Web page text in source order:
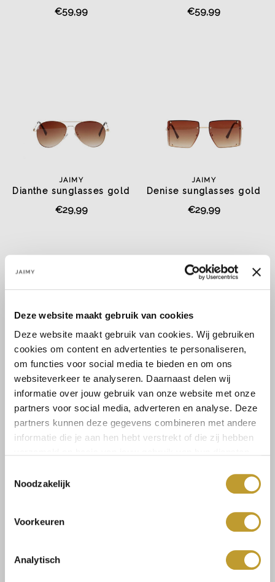
Deze website maakt gebruik van cookies
Deze website maakt gebruik van cookies. Wij gebruiken
cookies om content en advertenties te personaliseren,
om functies voor social media te bieden en om ons
websiteverkeer te analyseren. Daarnaast delen wij
informatie over jouw gebruik van onze website met onze
partners voor social media, adverteren en analyse. Deze
partners kunnen deze gegevens combineren met andere
informatie die je aan hen hebt verstrekt of die zij hebben
Noodzakelijk
Voorkeuren
Analytisch
€59,99 €59,99
JAIMY
Dianthe sunglasses gold
€29,99
JAIMY
Denise sunglasses gold
€29,99
JAIMY
Dani sunglasses brown
€19,99
JAIMY
Dani sunglasses beige
€19,99